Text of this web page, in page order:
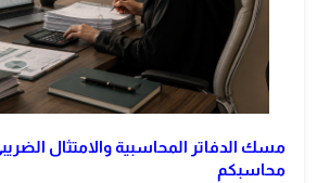
مسك الدفاتر المحاسبية والامتثال
محاسبكم